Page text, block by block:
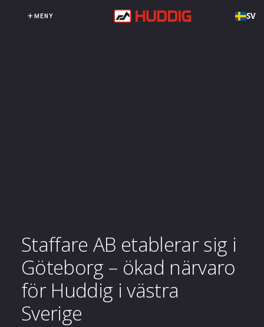
MENY SV
Staffare AB etablerar sig i
Göteborg – ökad närvaro
för Huddig i västra
Sverige